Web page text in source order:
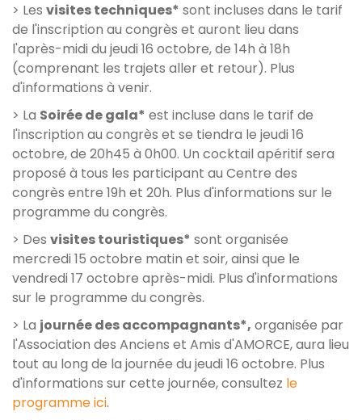
> Les visites techniques* sont incluses dans le tarif
de l'inscription au congrès et auront lieu dans
l'après-midi du jeudi 16 octobre, de 14h à 18h
(comprenant les trajets aller et retour). Plus
d'informations à venir.
> La Soirée de gala* est incluse dans le tarif de
l'inscription au congrès et se tiendra le jeudi 16
octobre, de 20h45 à 0h00. Un cocktail apéritif sera
proposé à tous les participant au Centre des
congrès entre 19h et 20h. Plus d'informations sur le
programme du congrès.
> Des visites touristiques* sont organisée
mercredi 15 octobre matin et soir, ainsi que le
vendredi 17 octobre après-midi. Plus d'informations
sur le programme du congrès.
> La journée des accompagnants*, organisée par
l'Association des Anciens et Amis d'AMORCE, aura lieu
tout au long de la journée du jeudi 16 octobre. Plus
d'informations sur cette journée, consultez le
programme ici.